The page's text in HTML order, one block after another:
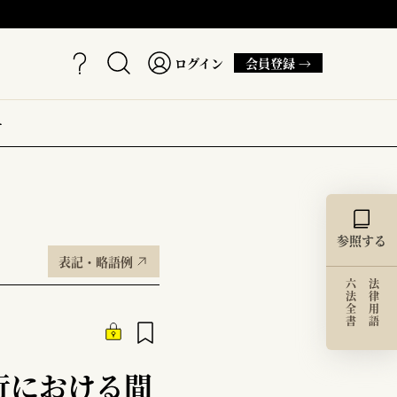
ログイン 会員登録 →
表記・略語例
おける間
参照する
法律用語
六法全書